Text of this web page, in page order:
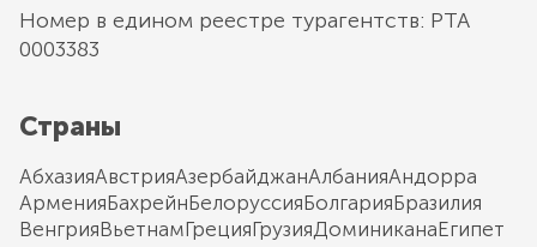
Номер в едином реестре турагентств: РТА
0003383
Страны
АбхазияАвстрияАзербайджанАлбанияАндорра
АрменияБахрейнБелоруссияБолгарияБразилия
ВенгрияВьетнамГрецияГрузияДоминиканаЕгипет